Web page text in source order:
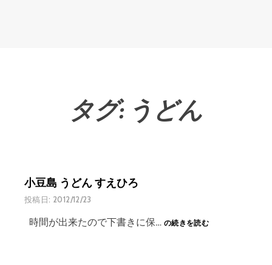
タグ: うどん
小豆島 うどん すえひろ
投稿日: 2012/12/23
時間が出来たので下書きに保… 小
の続きを読む